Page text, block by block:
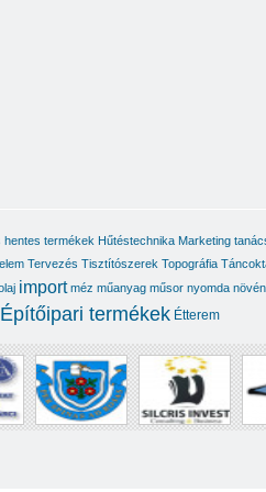
hentes termékek Hűtéstechnika Marketing
Tervezés Tisztítószerek Topográfia
import méz műanyag műsor nyomda
Építőipari termékek Étterem